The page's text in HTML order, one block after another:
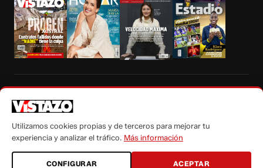
autorización escrita de su titular, de todos los contenidos de Vistazo.com.
Utilizamos cookies propias y de terceros para mejorar tu
experiencia y analizar el tráfico. Más información
CONFIGURAR ACEPTAR